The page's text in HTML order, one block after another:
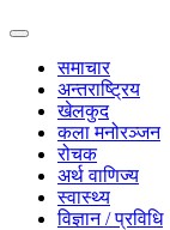
समाचार
अन्तराष्ट्रिय
खेलकुद
कला मनोरञ्जन
रोचक
अर्थ वाणिज्य
स्वास्थ्य
विज्ञान / प्रविधि